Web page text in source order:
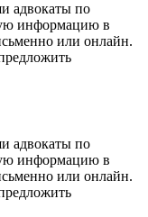
адвокаты по
информацию в
или онлайн.
адвокаты по
информацию в
или онлайн.